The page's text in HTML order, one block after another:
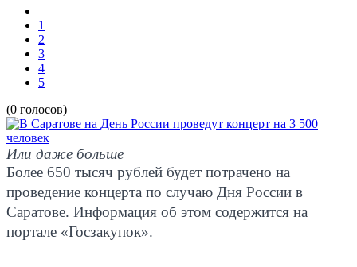
1
2
3
4
5
(0 голосов)
Или даже больше
Более 650 тысяч рублей будет потрачено на
проведение концерта по случаю Дня России в
Саратове. Информация об этом содержится на
портале «Госзакупок».